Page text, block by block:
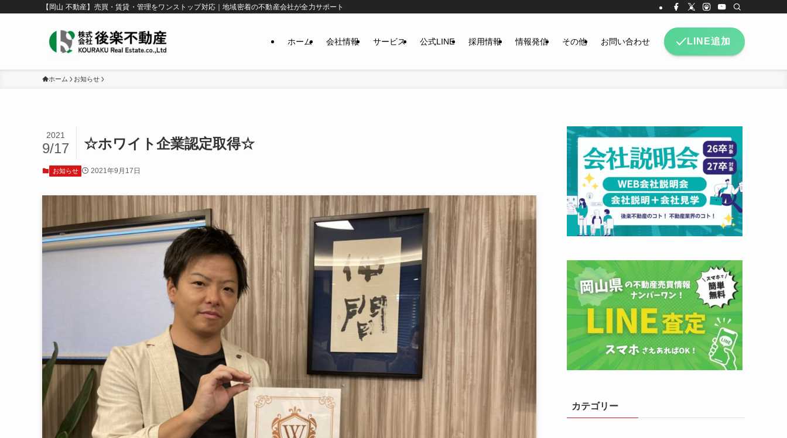
【岡山 不動産】売買・賃貸・管理をワンストップ対応｜地域密着の不動産会社が全力サポート
ホーム 会社情報 サービス 公式LINE 採用情報 情報発信 その他 お問い合わせ LINE追加
ホーム お知らせ
☆ホワイト企業認定取得☆
2021
9/17
お知らせ 2021年9月17日
カテゴリー